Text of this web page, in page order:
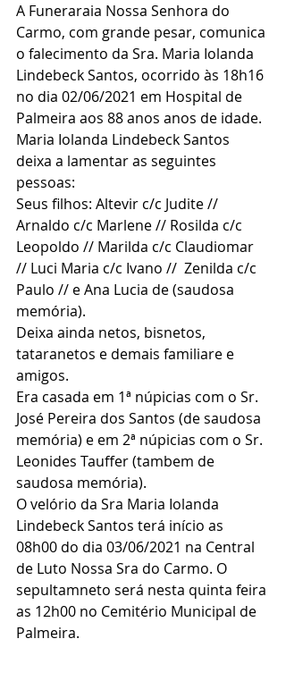
A Funeraraia Nossa Senhora do
Carmo, com grande pesar, comunica
o falecimento da Sra. Maria Iolanda
Lindebeck Santos, ocorrido às 18h16
no dia 02/06/2021 em Hospital de
Palmeira aos 88 anos anos de idade.
Maria Iolanda Lindebeck Santos
deixa a lamentar as seguintes
pessoas:
Seus filhos: Altevir c/c Judite //
Arnaldo c/c Marlene // Rosilda c/c
Leopoldo // Marilda c/c Claudiomar
// Luci Maria c/c Ivano //  Zenilda c/c
Paulo // e Ana Lucia de (saudosa
memória).
Deixa ainda netos, bisnetos,
tataranetos e demais familiare e
amigos.
Era casada em 1ª núpicias com o Sr.
José Pereira dos Santos (de saudosa
memória) e em 2ª núpicias com o Sr.
Leonides Tauffer (tambem de
saudosa memória).
O velório da Sra Maria Iolanda
Lindebeck Santos terá início as
08h00 do dia 03/06/2021 na Central
de Luto Nossa Sra do Carmo. O
sepultamneto será nesta quinta feira
as 12h00 no Cemitério Municipal de
Palmeira.